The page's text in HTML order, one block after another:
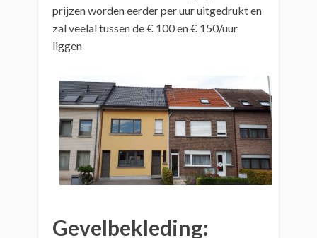
prijzen worden eerder per uur uitgedrukt en
zal veelal tussen de € 100 en € 150/uur
liggen
Gevelbekleding: